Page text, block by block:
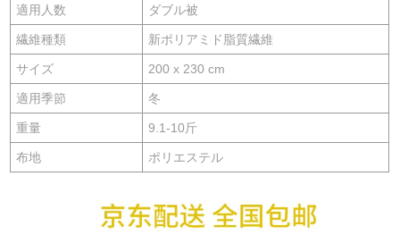
適用人数 ダブル被
繊維種類 新ポリアミド脂質繊維
サイズ 200 x 230 cm
適用季節 冬
重量 9.1-10斤
布地 ポリエステル